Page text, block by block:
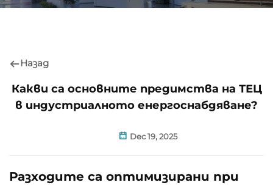
Назад
Какви са основните предимства на ТЕЦ
в индустриалното енергоснабдяване?
Dec 19, 2025
Разходите са оптимизирани при